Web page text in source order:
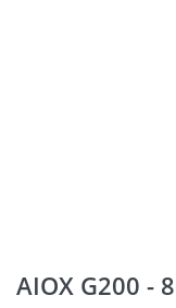
AIOX G200 -